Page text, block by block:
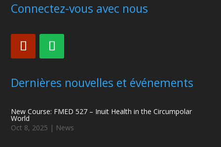
Connectez-vous avec nous
Dernières nouvelles et événements
New Course: FMED 527 – Inuit Health in the Circumpolar
World
Oct 8, 2025 | News